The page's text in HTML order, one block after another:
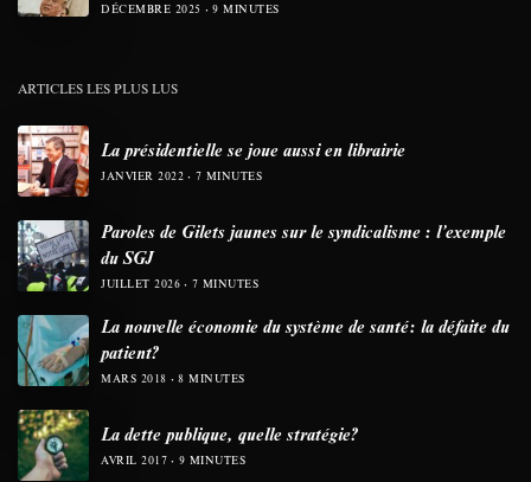
DÉCEMBRE 2025 9 MINUTES
ARTICLES LES PLUS LUS
La présidentielle se joue aussi en librairie
JANVIER 2022 7 MINUTES
Paroles de Gilets jaunes sur le syndicalisme : l’exemple
du SGJ
JUILLET 2026 7 MINUTES
La nouvelle économie du système de santé: la défaite du
patient?
MARS 2018 8 MINUTES
La dette publique, quelle stratégie?
AVRIL 2017 9 MINUTES